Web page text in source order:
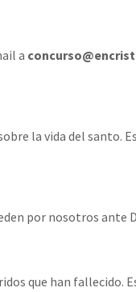
a
la vida del santo.
por nosotros ante
que han fallecido.